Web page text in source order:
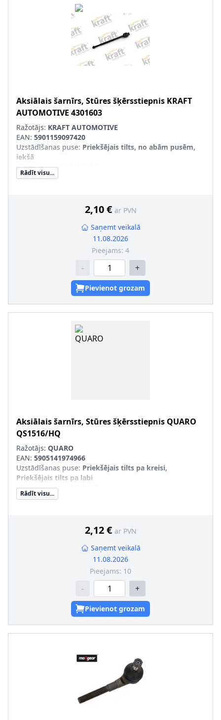
Aksiālais šarnīrs, Stūres šķērsstiepnis KRAFT
AUTOMOTIVE 4301603
Ražotājs: KRAFT AUTOMOTIVE
EAN: 5901159097420
Uzstādīšanas puse: Priekšējais tilts, no abām pusēm,
iekšā
Vītnes izmērs 1
Vītnes izmērs 2
Rādīt visu...
2,10 € ar PVN
Saņemt veikalā
11.08.2026
Pieejams: 4
- +
Pievienot grozam
Aksiālais šarnīrs, Stūres šķērsstiepnis QUARO
QS1516/HQ
Ražotājs: QUARO
EAN: 5905141974966
Uzstādīšanas puse: Priekšējais tilts pa kreisi,
Priekšējais tilts pa labi
Vītnes izmērs 1
Vītnes izmērs 2
Rādīt visu...
2,12 € ar PVN
Saņemt veikalā
11.08.2026
Pieejams: 10
- +
Pievienot grozam